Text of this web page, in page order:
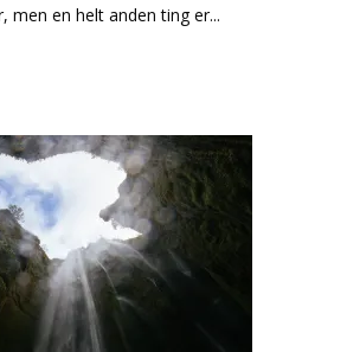
men en helt anden ting er...